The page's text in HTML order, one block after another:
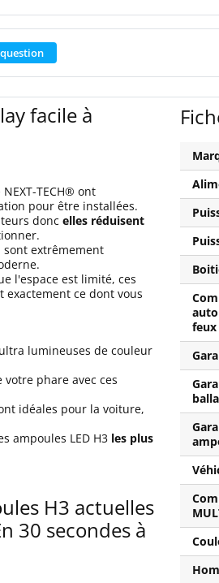
facile à
TECH® ont
pour être installées.
donc elles réduisent
extrêmement
l'espace est limité, ces
exactement ce dont vous
lumineuses de couleur
phare avec ces
idéales pour la voiture,
ampoules LED H3 les plus
H3 actuelles
30 secondes à
feux